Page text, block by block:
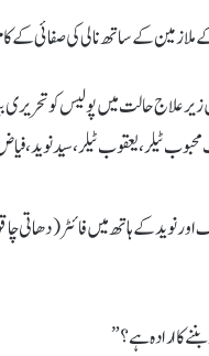
ملازمین کے ساتھ نالی کی صفائی
نے **ضلع سرکاری اسپتال وشنو پوری، وارڈ نمبر 52 میں زیر علاج
کہ اچانک محبوب ٹیلر، یعقوب ٹیلر،
کے ہاتھ میں فائٹر (دھاتی
کا ارادہ ہے؟”